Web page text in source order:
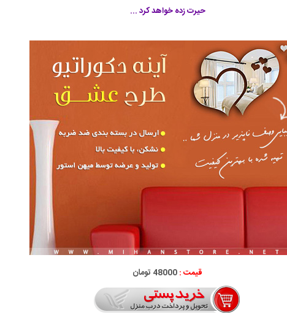
حیرت زده خواهد کرد ...
قیمت :48000 تومان